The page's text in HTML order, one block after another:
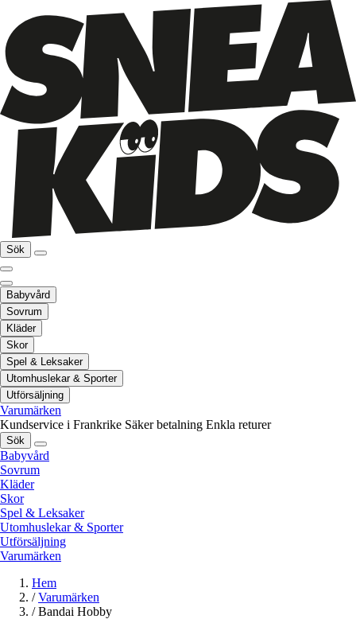
Sök
Babyvård
Sovrum
Kläder
Skor
Spel & Leksaker
Utomhuslekar & Sporter
Utförsäljning
Varumärken
Kundservice i Frankrike Säker betalning Enkla returer
Sök
Babyvård
Sovrum
Kläder
Skor
Spel & Leksaker
Utomhuslekar & Sporter
Utförsäljning
Varumärken
Hem
/ Varumärken
/ Bandai Hobby